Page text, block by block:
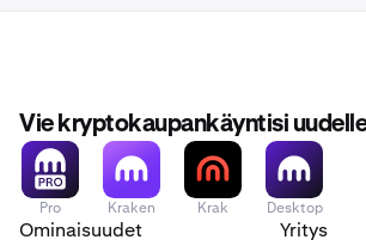
Vie kryptokaupankäyntisi
Pro Kraken Krak Desktop
Ominaisuudet Yritys